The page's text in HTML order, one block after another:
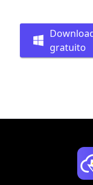
gratuito